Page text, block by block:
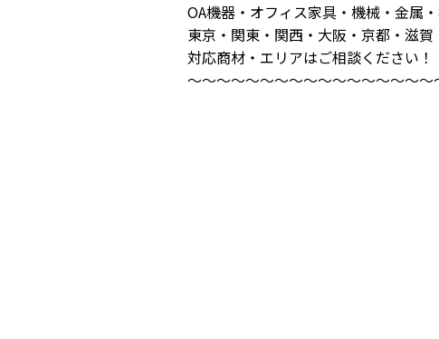
OA機器・オフィス家具・機械・金属
東京・関東・関西・大阪・京都・滋
対応商材・エリアはご相談ください！
～～～～～～～～～～～～～～～～～